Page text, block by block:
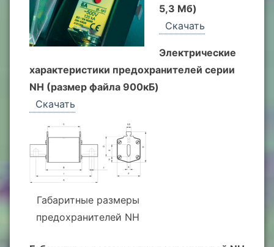
5,3 Мб)
Скачать
Электрические
характеристики предохранителей серии
NH (размер файла 900кБ)
Скачать
Габаритные размеры
предохранителей NH